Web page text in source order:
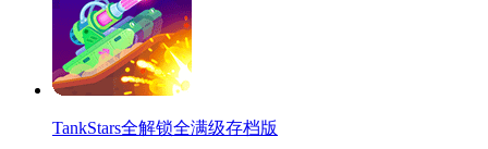
TankStars全解锁全满级存档版